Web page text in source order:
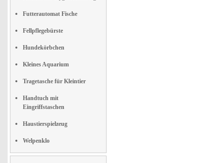
Futterautomat Fische
Fellpflegebürste
Hundekörbchen
Kleines Aquarium
Tragetasche für Kleintier
Handtuch mit
Eingriffstaschen
Haustierspielzeug
Welpenklo